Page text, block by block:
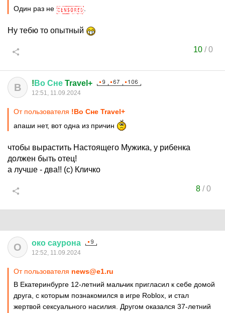
Один раз не
Ну тебю то опытный
10 /0
В ! Во Сне Travel+
12:51, 11.09.2024
От пользователя !Во Сне Travel+
апаши нет, вот одна из причин
чтобы вырастить Настоящего Мужика, у рибенка
должен быть отец!
а лучше - два!! (с) Кличко
8/0
О око саурона
12:52, 11.09.2024
От пользователя news@e1.ru
В Екатеринбурге 12-летний мальчик пригласил к себе домой
друга, с которым познакомился в игре Roblox, и стал
жертвой сексуального насилия. Другом оказался 37-летний